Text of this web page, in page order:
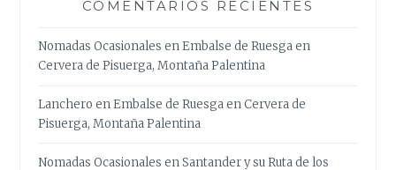
COMENTARIOS RECIENTES
Nomadas Ocasionales enEmbalse de Ruesga en
Cervera de Pisuerga, Montaña Palentina
Lanchero enEmbalse de Ruesga en Cervera de
Pisuerga, Montaña Palentina
Nomadas Ocasionales enSantander y su Ruta de los